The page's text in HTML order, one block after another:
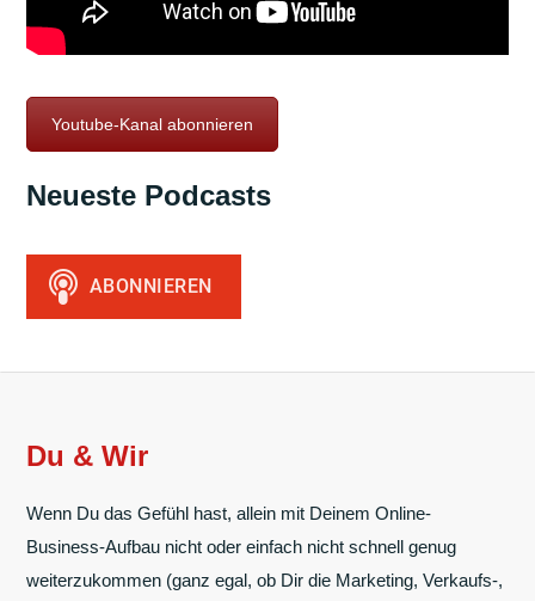
Youtube-Kanal abonnieren
Neueste Podcasts
Du & Wir
Wenn Du das Gefühl hast, allein mit Deinem Online-
Business-Aufbau nicht oder einfach nicht schnell genug
weiterzukommen (ganz egal, ob Dir die Marketing, Verkaufs-,